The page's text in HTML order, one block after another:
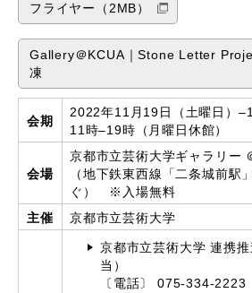
フライヤー（2MB）
Gallery＠KCUA｜Stone Letter
凍
会期
2022年11月19日（土曜日）
11時–19時（月曜日休館）
会場
京都市立芸術大学ギャラリー
（地下鉄東西線「二条城前駅
ぐ） ※入場無料
主催
京都市立芸術大学
京都市立芸術大学 連携
当）
〔電話〕 075-334-2223